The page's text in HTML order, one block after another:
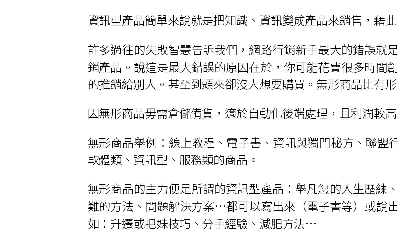
資訊型產品簡單來說就是把知識、資訊變成產品來銷售，藉
許多過往的失敗智慧告訴我們，網路行銷新手最大的錯誤就
銷產品。說這是最大錯誤的原因在於，你可能花費很多時間
的推銷給別人。甚至到頭來卻沒人想要購買。無形商品比有
因無形商品毋需倉儲備貨，適於自動化後端處理，且利潤較
無形商品舉例：線上教程、電子書、資訊與獨門秘方、聯盟
軟體類、資訊型、服務類的商品。
無形商品的主力便是所謂的資訊型產品：舉凡您的人生歷練
難的方法、問題解決方案…都可以寫出來（電子書等）或說
如：升遷或把妹技巧、分手經驗、減肥方法…